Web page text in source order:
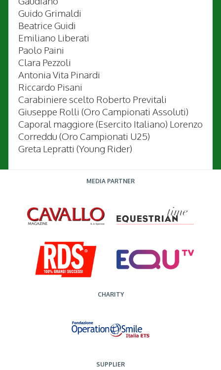
Guido Grimaldi
Beatrice Guidi
Emiliano Liberati
Paolo Paini
Clara Pezzoli
Antonia Vita Pinardi
Riccardo Pisani
Carabiniere scelto Roberto Previtali
Giuseppe Rolli (Oro Campionati Assoluti)
Caporal maggiore (Esercito Italiano) Lorenzo
Correddu (Oro Campionati U25)
Greta Lepratti (Young Rider)
MEDIA PARTNER
CHARITY
SUPPLIER